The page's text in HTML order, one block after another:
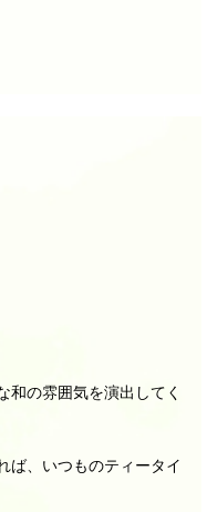
の雰囲気を演出してく
ば、いつものティータイ